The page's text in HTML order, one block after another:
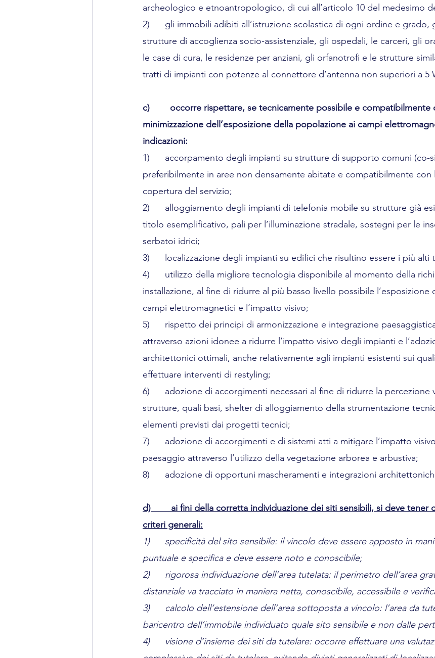
archeologico e etnoantropologico, di cui all’articolo 10 del medesimo
2)      gli immobili adibiti all’istruzione scolastica di ogni ordine e grado,
strutture di accoglienza socio-assistenziale, gli ospedali, le carceri, gli
le case di cura, le residenze per anziani, gli orfanotrofi e le strutture
tratti di impianti con potenze al connettore d’antenna non superiori a 5
c)        occorre rispettare, se tecnicamente possibile e
minimizzazione dell’esposizione della popolazione ai campi
indicazioni:
1)      accorpamento degli impianti su strutture di supporto comuni (co-
preferibilmente in aree non densamente abitate e compatibilmente con
copertura del servizio;
2)      alloggiamento degli impianti di telefonia mobile su strutture già
titolo esemplificativo, pali per l’illuminazione stradale, sostegni per le
serbatoi idrici;
3)      localizzazione degli impianti su edifici che risultino essere i più alti
4)      utilizzo della migliore tecnologia disponibile al momento della
installazione, al fine di ridurre al più basso livello possibile l’esposizione
campi elettromagnetici e l’impatto visivo;
5)      rispetto dei principi di armonizzazione e integrazione
attraverso azioni idonee a ridurre l’impatto visivo degli impianti e
architettonici ottimali, anche relativamente agli impianti esistenti sui
effettuare interventi di restyling;
6)      adozione di accorgimenti necessari al fine di ridurre la percezione
strutture, quali basi, shelter di alloggiamento della strumentazione
elementi previsti dai progetti tecnici;
7)      adozione di accorgimenti e di sistemi atti a mitigare l’impatto
paesaggio attraverso l’utilizzo della vegetazione arborea e arbustiva;
8)      adozione di opportuni mascheramenti e integrazioni
d)        ai fini della corretta individuazione dei siti sensibili, si deve tener
criteri generali:
1)      specificità del sito sensibile: il vincolo deve essere apposto in
puntuale e specifica e deve essere noto e conoscibile;
2)      rigorosa individuazione dell’area tutelata: il perimetro dell’area
distanziale va tracciato in maniera netta, conoscibile, accessibile e
3)      calcolo dell’estensione dell’area sottoposta a vincolo: l’area da
baricentro dell’immobile individuato quale sito sensibile e non dalle
4)      visione d’insieme dei siti da tutelare: occorre effettuare una